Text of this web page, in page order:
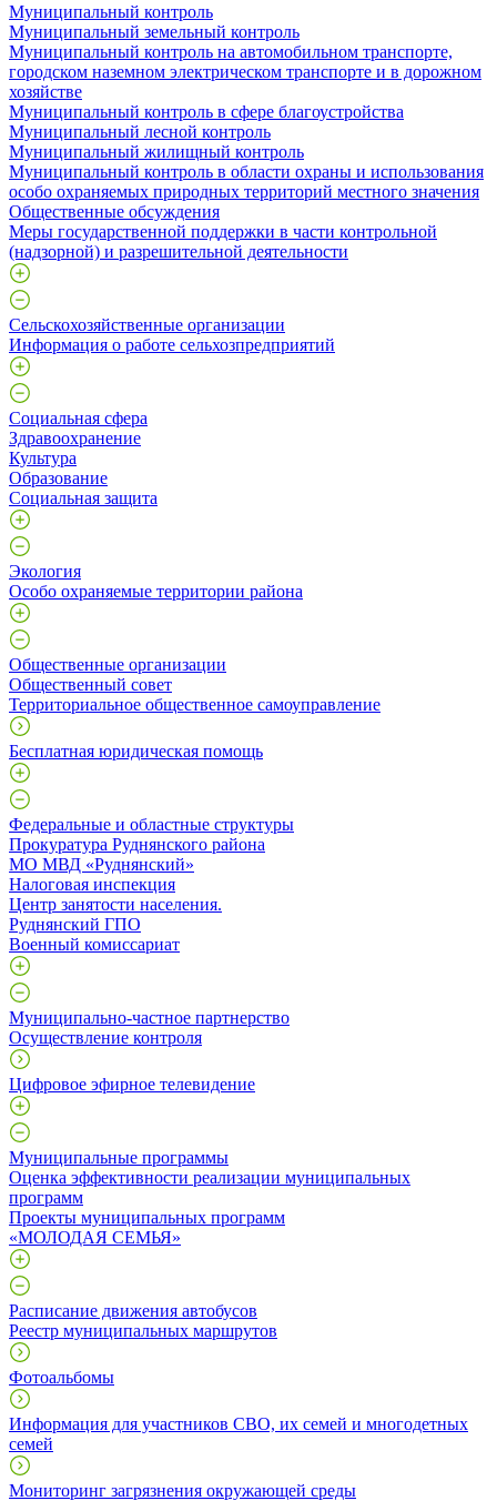
Муниципальный контроль
Муниципальный земельный контроль
Муниципальный контроль на автомобильном транспорте,
городском наземном электрическом транспорте и в дорожном
хозяйстве
Муниципальный контроль в сфере благоустройства
Муниципальный лесной контроль
Муниципальный жилищный контроль
Муниципальный контроль в области охраны и использования
особо охраняемых природных территорий местного значения
Общественные обсуждения
Меры государственной поддержки в части контрольной
(надзорной) и разрешительной деятельности
Сельскохозяйственные организации
Информация о работе сельхозпредприятий
Социальная сфера
Здравоохранение
Культура
Образование
Социальная защита
Экология
Особо охраняемые территории района
Общественные организации
Общественный совет
Территориальное общественное самоуправление
Бесплатная юридическая помощь
Федеральные и областные структуры
Прокуратура Руднянского района
МО МВД «Руднянский»
Налоговая инспекция
Центр занятости населения.
Руднянский ГПО
Военный комиссариат
Муниципально-частное партнерство
Осуществление контроля
Цифровое эфирное телевидение
Муниципальные программы
Оценка эффективности реализации муниципальных
программ
Проекты муниципальных программ
«МОЛОДАЯ СЕМЬЯ»
Расписание движения автобусов
Реестр муниципальных маршрутов
Фотоальбомы
Информация для участников СВО, их семей и многодетных
семей
Мониторинг загрязнения окружающей среды